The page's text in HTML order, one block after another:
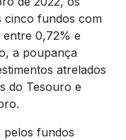
cinco fundos com
0,72% e
a poupança
atrelados
do Tesouro e
pelos fundos